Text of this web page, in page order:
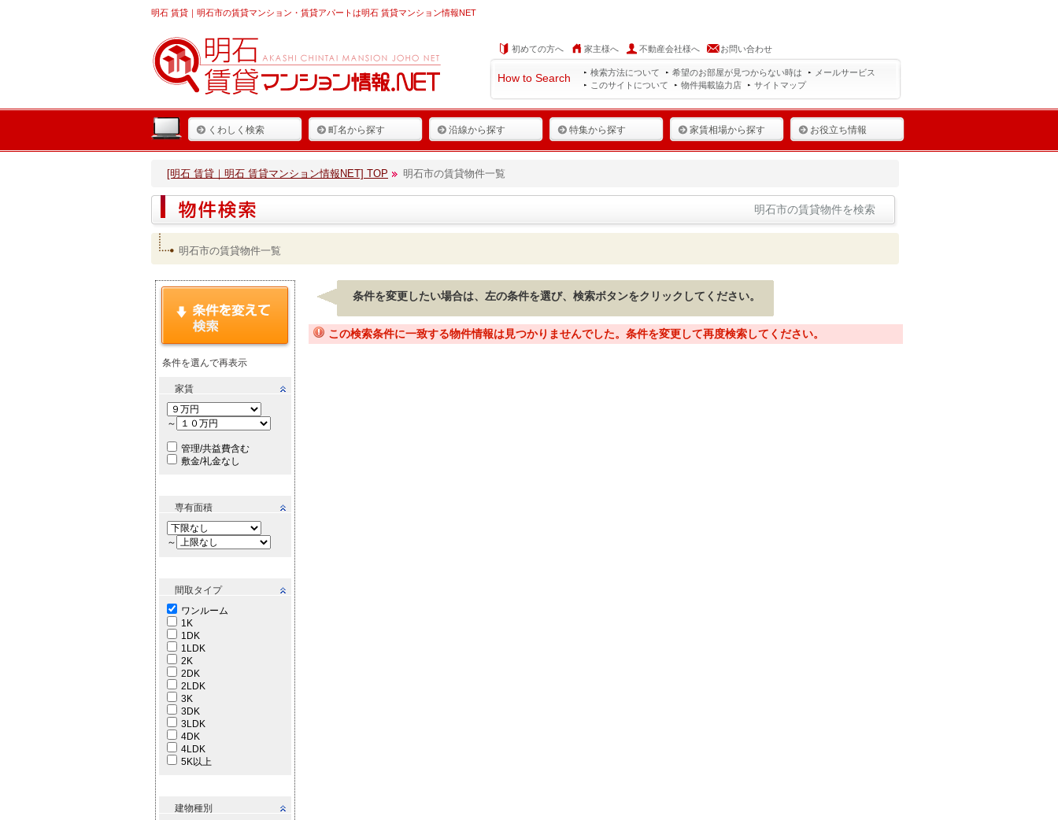
明石 賃貸 ｜明石市の賃貸マンション・賃貸アパートは明石 賃貸マンション情報NET
初めての方へ 家主様へ 不動産会社様へ お問い合わせ
How to Search 検索方法について 希望のお部屋が見つからない時は
メールサービス
このサイトについて
物件掲載協力店 サイトマップ
くわしく検索 町名から探す 沿線から探す 特集から探す 家賃相場から探す お役立ち情報
[明石 賃貸｜明石 賃貸マンション情報NET] TOP 明石市の賃貸物件一覧
明石市の賃貸物件を検索
明石市の賃貸物件一覧
条件を選んで再表示
家賃
～
管理/共益費含む
敷金/礼金なし
専有面積
～
間取タイプ
ワンルーム
1K
1DK
1LDK
2K
2DK
2LDK
3K
3DK
3LDK
4DK
4LDK
5K以上
建物種別
条件を変更したい場合は、左の条件を選び、検索ボタンをクリックしてください。
この検索条件に一致する物件情報は見つかりませんでした。条件を変更して再度検索してください。